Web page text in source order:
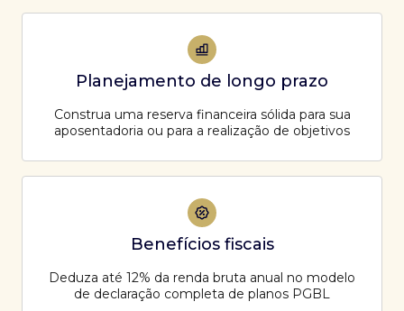
Planejamento de longo prazo
Construa uma reserva financeira sólida para sua
aposentadoria ou para a realização de objetivos
Benefícios fiscais
Deduza até 12% da renda bruta anual no modelo
de declaração completa de planos PGBL